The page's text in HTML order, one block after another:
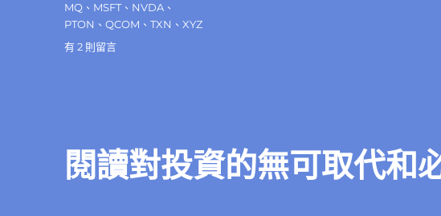
MQ 、 MSFT、 NVDA 、
PTON 、QCOM 、TXN 、XYZ
在
市
企
業
有 2 則留言
閱讀對投資的無可取代和